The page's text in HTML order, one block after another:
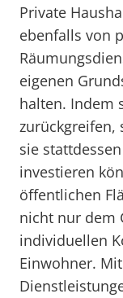
Private
ebenfalls von
eigenen
halten. Indem
zurückgreifen,
sie
investieren
öffentlichen
nicht nur dem
individuellen
Einwohner.